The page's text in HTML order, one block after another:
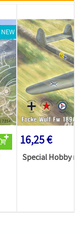
NEW
16,25 €
Special Hobby